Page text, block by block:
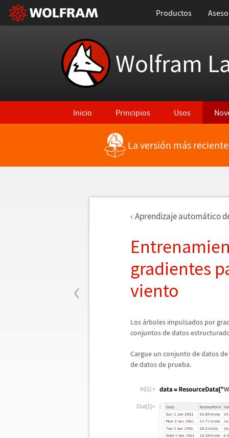
Productos
Wolfram
Inicio Principios Usos
La versión más
‹
Aprendizaje automático
gradientes
viento
Losárboles impulsados por
conjuntos de datos
Cargue un conjunto de datos
de datos de prueba.
In[1]:=
Out[1]=